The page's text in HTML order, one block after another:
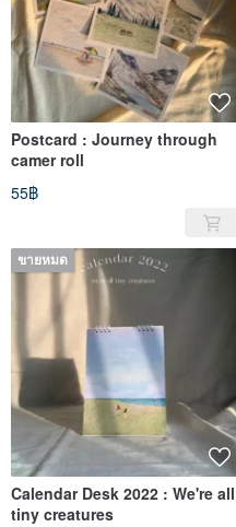
Postcard : Journey through
camer roll
55฿
ขายหมด
Calendar Desk 2022 : We're all
tiny creatures